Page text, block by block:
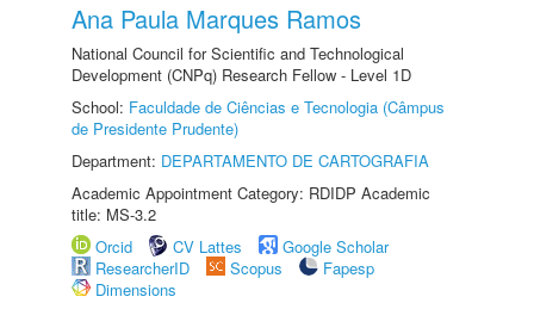
Ana Paula Marques Ramos
National Council for Scientific and Technological
Development (CNPq) Research Fellow - Level 1D
School: Faculdade de Ciências e Tecnologia (Câmpus
de Presidente Prudente)
Department: DEPARTAMENTO DE CARTOGRAFIA
Academic Appointment Category: RDIDP Academic
title: MS-3.2
Orcid
CV Lattes
Google Scholar
ResearcherID
Scopus
Fapesp
Dimensions